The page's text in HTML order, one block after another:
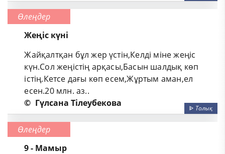
Өлеңдер
Жеңіс күні
Жайқалтқан бұл жер үстін,Келді міне жеңіс
күн.Сол жеңістің арқасы,Басын шалдық көп
істің.Кетсе дағы көп есем,Жұртым аман,ел
есен.20 млн. аз..
© Гүлсана Тілеубекова ᐈ Толық
Өлеңдер
9 - Мамыр